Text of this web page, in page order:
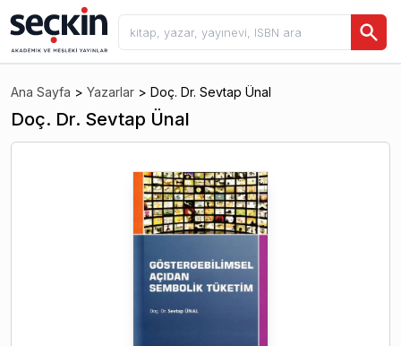
Ana Sayfa > Yazarlar > Doç. Dr. Sevtap Ünal
Doç. Dr. Sevtap Ünal